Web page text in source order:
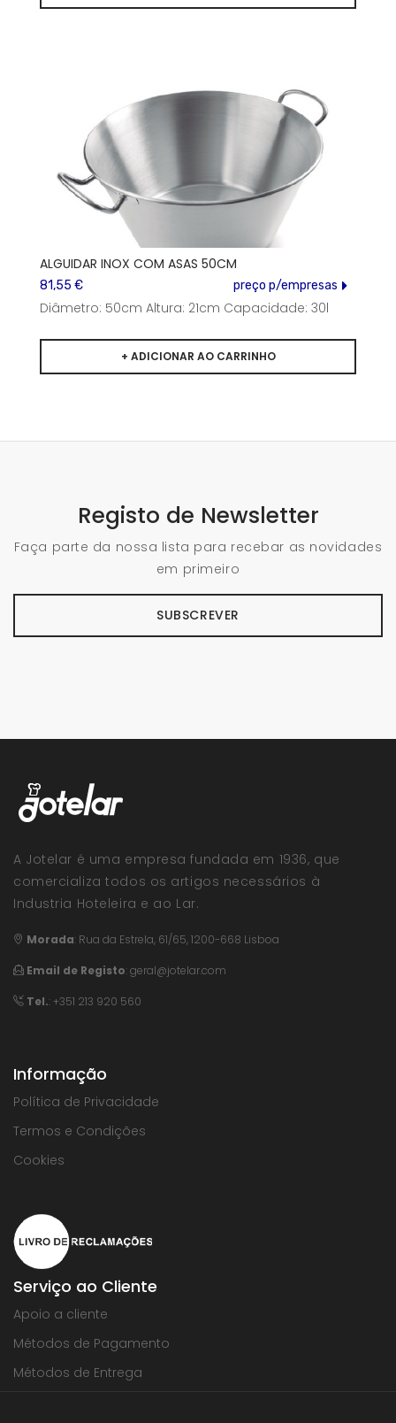
ALGUIDAR INOX COM ASAS 50CM
81,55 € preço p/empresas
Diâmetro: 50cm Altura: 21cm Capacidade: 30l
Registo de Newsletter
Faça parte da nossa lista para recebar as novidades
em primeiro
SUBSCREVER
A Jotelar é uma empresa fundada em 1936, que
comercializa todos os artigos necessários à
Industria Hoteleira e ao Lar.
Morada: Rua da Estrela, 61/65, 1200-668 Lisboa
Email de Registo:geral@jotelar.com
Tel.: +351 213 920 560
Informação
Política de Privacidade
Termos e Condições
Cookies
Serviço ao Cliente
Apoio a cliente
Métodos de Pagamento
Métodos de Entrega